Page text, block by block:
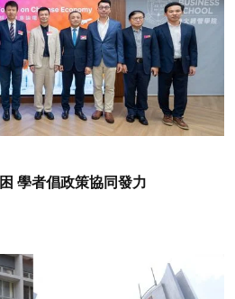
學者倡政策協同發力